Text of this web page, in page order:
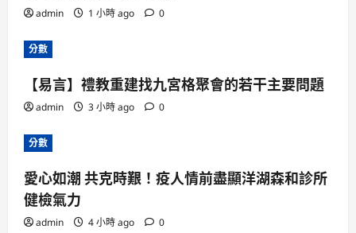
admin 1 小時 ago 0
分數
【易言】禮教重建找九宮格聚會的若干主要問題
admin 3 小時 ago 0
分數
愛心如潮 共克時艱！疫人情前盡顯洋湖森和診所
健檢氣力
admin 4 小時 ago 0